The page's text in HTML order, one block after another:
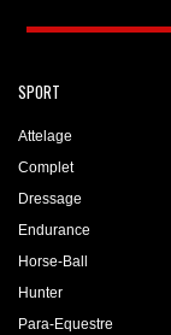
SPORT
Attelage
Complet
Dressage
Endurance
Horse-Ball
Hunter
Para-Equestre